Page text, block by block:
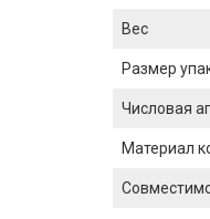
Вес
Размер
Числовая
Материал